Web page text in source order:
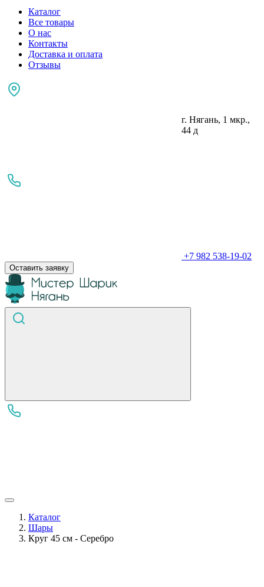
Каталог
Все товары
О нас
Контакты
Доставка и оплата
Отзывы
г. Нягань, 1 мкр.,
44 д
+7 982 538-19-02
Оставить заявку
Каталог
Шары
Круг 45 см - Серебро